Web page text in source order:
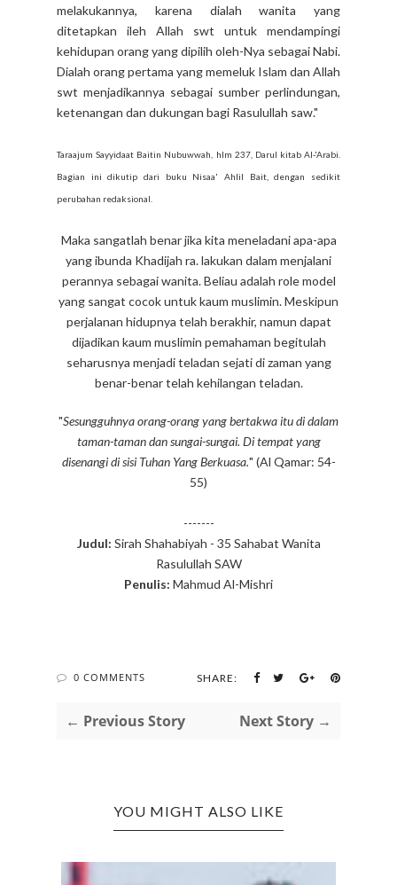
melakukannya, karena dialah wanita yang
ditetapkan ileh Allah swt untuk mendampingi
kehidupan orang yang dipilih oleh-Nya sebagai Nabi.
Dialah orang pertama yang memeluk Islam dan Allah
swt menjadikannya sebagai sumber perlindungan,
ketenangan dan dukungan bagi Rasulullah saw."
Taraajum Sayyidaat Baitin Nubuwwah, hlm 237, Darul kitab Al-'Arabi.
Bagian ini dikutip dari buku Nisaa' Ahlil Bait, dengan sedikit
perubahan redaksional.
Maka sangatlah benar jika kita meneladani apa-apa
yang ibunda Khadijah ra. lakukan dalam menjalani
perannya sebagai wanita. Beliau adalah role model
yang sangat cocok untuk kaum muslimin. Meskipun
perjalanan hidupnya telah berakhir, namun dapat
dijadikan kaum muslimin pemahaman begitulah
seharusnya menjadi teladan sejati di zaman yang
benar-benar telah kehilangan teladan.
"Sesungguhnya orang-orang yang bertakwa itu di dalam
taman-taman dan sungai-sungai. Di tempat yang
disenangi di sisi Tuhan Yang Berkuasa." (Al Qamar: 54-
55)
-------
Judul: Sirah Shahabiyah - 35 Sahabat Wanita
Rasulullah SAW
Penulis: Mahmud Al-Mishri
0 COMMENTS SHARE:
← Previous Story Next Story →
YOU MIGHT ALSO LIKE